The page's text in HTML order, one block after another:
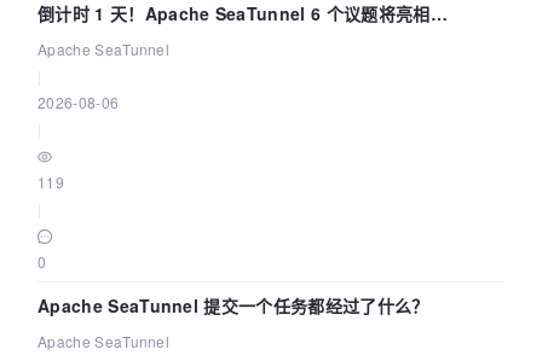
倒计时 1 天！Apache SeaTunnel 6 个议题将亮相
Community Over Code Asia 2026
Apache SeaTunnel
2026-08-06
119
0
Apache SeaTunnel 提交一个任务都经过了什么？
Apache SeaTunnel